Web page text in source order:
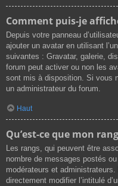
Comment puis-je
Depuis votre panneau
ajouter un avatar en utilisant
suivantes : Gravatar, galerie,
forum peut activer ou non les
sont mis à disposition. Si vous
un administrateur du forum.
Haut
Qu’est-ce que mon
Les rangs, qui peuvent être
nombre de messages postés
modérateurs et
directement modifier l’intitulé